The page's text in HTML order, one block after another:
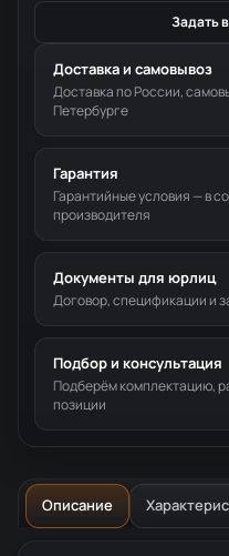
Задать
Доставка и самовывоз
Доставка по России,
Петербурге
Гарантия
Гарантийные условия — в
производителя
Документы для юрлиц
Договор, спецификации и
Подбор и консультация
Подберём комплектацию,
позиции
Описание